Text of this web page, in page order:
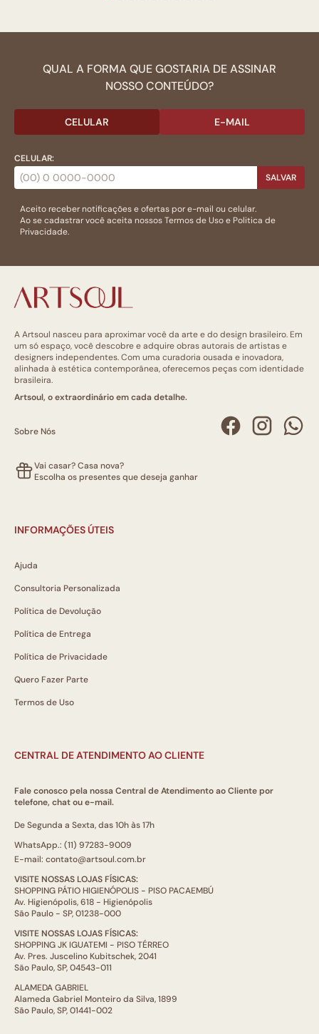
QUAL A FORMA QUE GOSTARIA DE ASSINAR
NOSSO CONTEÚDO?
CELULAR E-MAIL
CELULAR:
SALVAR
Aceito receber notificações e ofertas por e-mail ou celular.
Ao se cadastrar você aceita nossosTermos de Usoe Politica de
Privacidade.
A Artsoul nasceu para aproximar você da arte e do design brasileiro. Em
um só espaço, você descobre e adquire obras autorais de artistas e
designers independentes. Com uma curadoria ousada e inovadora,
alinhada à estética contemporânea, oferecemos peças com identidade
brasileira.
Artsoul, o extraordinário em cada detalhe.
Sobre Nós
Vai casar? Casa nova?
Escolha os presentes que deseja ganhar
INFORMAÇÕES ÚTEIS
Ajuda
Consultoria Personalizada
Política de Devolução
Política de Entrega
Política de Privacidade
Quero Fazer Parte
Termos de Uso
CENTRAL DE ATENDIMENTO AO CLIENTE
Fale conosco pela nossa Central de Atendimento ao Cliente por
telefone, chat ou e-mail.
De Segunda a Sexta, das 10h às 17h
WhatsApp.: (11) 97283-9009
E-mail: contato@artsoul.com.br
VISITE NOSSAS LOJAS FÍSICAS:
SHOPPING PÁTIO HIGIENÓPOLIS - PISO PACAEMBÚ
Av. Higienópolis, 618 - Higienópolis
São Paulo - SP, 01238-000
VISITE NOSSAS LOJAS FÍSICAS:
SHOPPING JK IGUATEMI - PISO TÉRREO
Av. Pres. Juscelino Kubitschek, 2041
São Paulo, SP, 04543-011
ALAMEDA GABRIEL
Alameda Gabriel Monteiro da Silva, 1899
São Paulo, SP, 01441-002